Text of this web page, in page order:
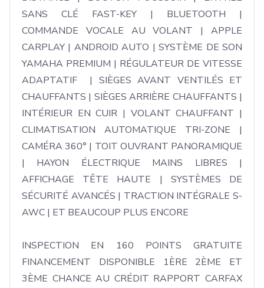
SANS CLÉ FAST-KEY | BLUETOOTH |
COMMANDE VOCALE AU VOLANT | APPLE
CARPLAY | ANDROID AUTO | SYSTÈME DE SON
YAMAHA PREMIUM | RÉGULATEUR DE VITESSE
ADAPTATIF  | SIÈGES AVANT VENTILÉS ET
CHAUFFANTS | SIÈGES ARRIÈRE CHAUFFANTS |
INTÉRIEUR EN CUIR | VOLANT CHAUFFANT |
CLIMATISATION AUTOMATIQUE TRI-ZONE |
CAMÉRA 360° | TOIT OUVRANT PANORAMIQUE
| HAYON ÉLECTRIQUE MAINS LIBRES |
AFFICHAGE TÊTE HAUTE | SYSTÈMES DE
SÉCURITÉ AVANCÉS | TRACTION INTÉGRALE S-
AWC | ET BEAUCOUP PLUS ENCORE
INSPECTION EN 160 POINTS GRATUITE
FINANCEMENT DISPONIBLE 1ÈRE 2ÈME ET
3ÈME CHANCE AU CRÉDIT RAPPORT CARFAX